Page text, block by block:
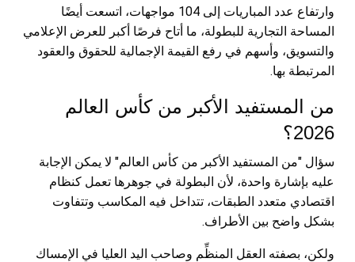
وارتفاع عدد المباريات إلى 104 مواجهات، اتسعت أيضًا
المساحة التجارية للبطولة، ما أتاح فرصًا أكبر للعرض الإعلامي
والتسويق، وأسهم في رفع القيمة الإجمالية للحقوق والعقود
المرتبطة بها.
من المستفيد الأكبر من كأس العالم
2026؟
سؤال "من المستفيد الأكبر من كأس العالم" لا يمكن الإجابة
عليه بإشارة واحدة، لأن البطولة في جوهرها تعمل كنظام
اقتصادي متعدد الطبقات، تتداخل فيه المكاسب وتتفاوت
بشكل واضح بين الأطراف.
ولكن، بصفته العقل المنظِّم وصاحب اليد العليا في الإمساك